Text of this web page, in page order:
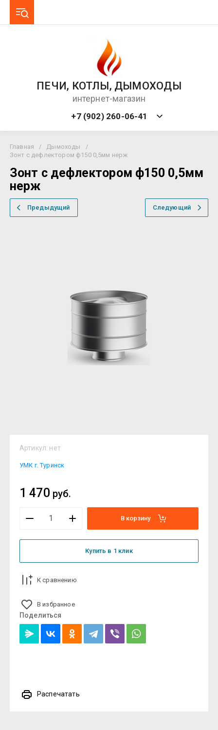
ПЕЧИ, КОТЛЫ, ДЫМОХОДЫ
интернет-магазин
+7 (902) 260-06-41
Главная / Дымоходы
/
Зонт с дефлектором ф150 0,5мм нерж
Зонт с дефлектором ф150 0,5мм
нерж
Предыдущий Следующий
Артикул: нет
УМК г. Туринск
1 470 руб.
В корзину
Купить в 1 клик
К сравнению
В избранное
Поделиться
Распечатать